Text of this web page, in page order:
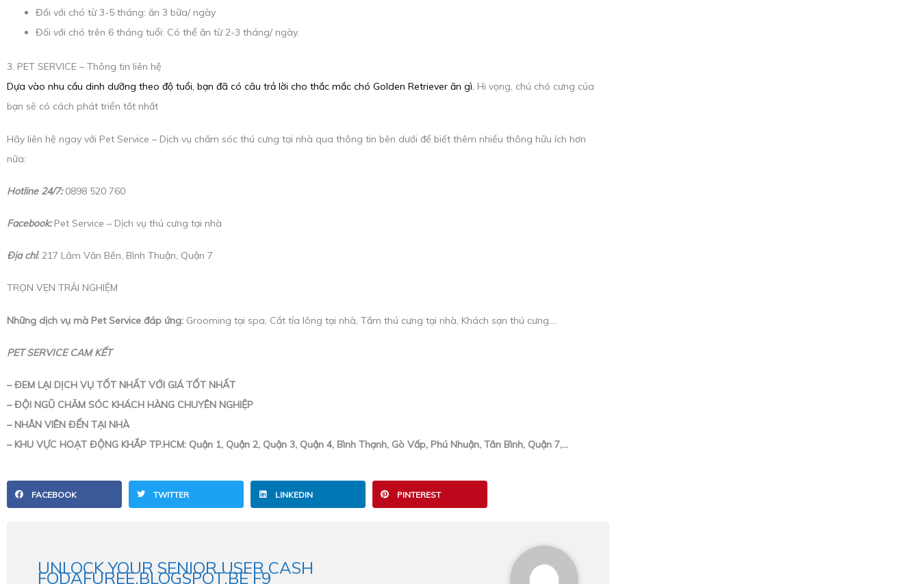
Đối với chó từ 3-5 tháng: ăn 3 bữa/ ngày
Đối với chó trên 6 tháng tuổi: Có thể ăn từ 2-3 tháng/ ngày.
3. PET SERVICE – Thông tin liên hệ
Dựa vào nhu cầu dinh dưỡng theo độ tuổi, bạn đã có câu trả lời cho thắc mắc chó Golden Retriever ăn gì. Hi vọng, chú chó cưng của
bạn sẽ có cách phát triển tốt nhất
Hãy liên hệ ngay với Pet Service – Dịch vụ chăm sóc thú cưng tại nhà qua thông tin bên dưới để biết thêm nhiều thông hữu ích hơn
nữa:
Hotline 24/7:0898 520 760
Facebook:Pet Service – Dịch vụ thú cưng tại nhà
Địa chỉ: 217 Lâm Văn Bền, Bình Thuận, Quận 7
TRỌN VẸN TRẢI NGHIỆM
Những dịch vụ mà Pet Service đáp ứng: Grooming tại spa, Cắt tỉa lông tại nhà, Tắm thú cưng tại nhà, Khách sạn thú cưng….
PET SERVICE CAM KẾT
– ĐEM LẠI DỊCH VỤ TỐT NHẤT VỚI GIÁ TỐT NHẤT
– ĐỘI NGŨ CHĂM SÓC KHÁCH HÀNG CHUYÊN NGHIỆP
– NHÂN VIÊN ĐẾN TẠI NHÀ
– KHU VỰC HOẠT ĐỘNG KHẮP TP.HCM: Quận 1, Quận 2, Quận 3, Quận 4, Bình Thạnh, Gò Vấp, Phú Nhuận, Tân Bình, Quận 7,…
FACEBOOK TWITTER LINKEDIN PINTEREST
UNLOCK YOUR SENIOR USER CASH
FODAFUREE.BLOGSPOT.BE F9